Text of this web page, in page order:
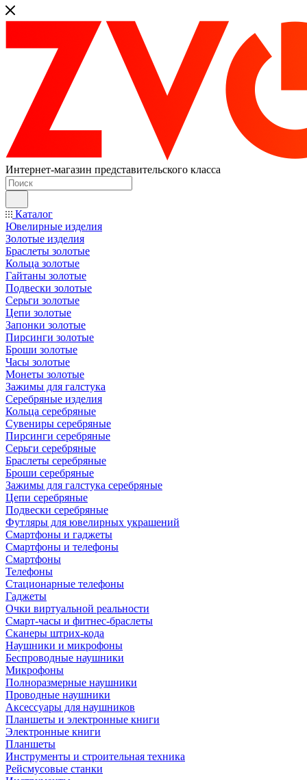
Интернет-магазин представительского класса
Каталог
Ювелирные изделия
Золотые изделия
Браслеты золотые
Кольца золотые
Гайтаны золотые
Подвески золотые
Серьги золотые
Цепи золотые
Запонки золотые
Пирсинги золотые
Броши золотые
Часы золотые
Монеты золотые
Зажимы для галстука
Серебряные изделия
Кольца серебряные
Сувениры серебряные
Пирсинги серебряные
Серьги серебряные
Браслеты серебряные
Броши серебряные
Зажимы для галстука серебряные
Цепи серебряные
Подвески серебряные
Футляры для ювелирных украшений
Смартфоны и гаджеты
Смартфоны и телефоны
Смартфоны
Телефоны
Стационарные телефоны
Гаджеты
Очки виртуальной реальности
Смарт-часы и фитнес-браслеты
Сканеры штрих-кода
Наушники и микрофоны
Беспроводные наушники
Микрофоны
Полноразмерные наушники
Проводные наушники
Аксессуары для наушников
Планшеты и электронные книги
Электронные книги
Планшеты
Инструменты и строительная техника
Рейсмусовые станки